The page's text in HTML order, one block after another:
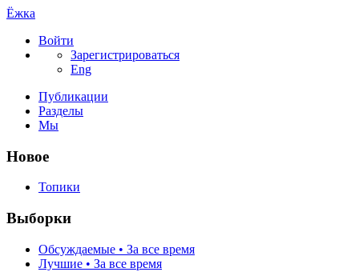
Ёжка
Войти
Зарегистрироваться
Eng
Публикации
Разделы
Мы
Новое
Топики
Выборки
Обсуждаемые • За все время
Лучшие • За все время